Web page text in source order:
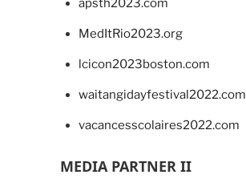
apsth2023.com
MedItRio2023.org
lcicon2023boston.com
waitangidayfestival2022.com
vacancesscolaires2022.com
MEDIA PARTNER II